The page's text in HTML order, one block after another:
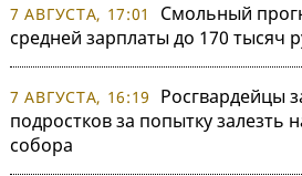
7 АВГУСТА, 17:01
Смольный
средней зарплаты до 170 тысяч
7 АВГУСТА, 16:19
Росгвардейцы
подростков за попытку залезть
собора